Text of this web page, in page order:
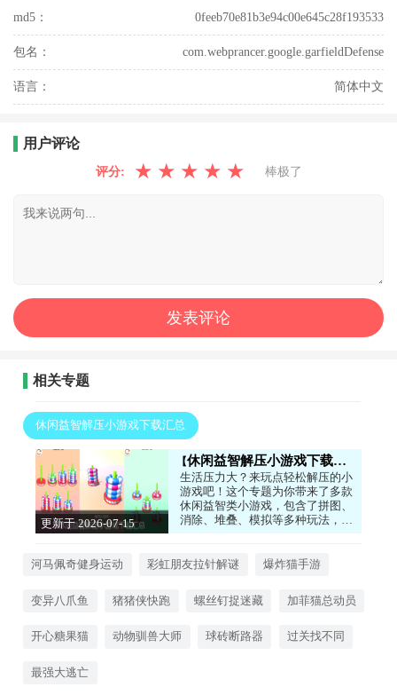
md5： 0feeb70e81b3e94c00e645c28f193533
包名： com.webprancer.google.garfieldDefense
语言： 简体中文
用户评论
评分: ★ ★ ★ ★ ★ 棒极了
相关专题
休闲益智解压小游戏下载汇总
更新于 2026-07-15
休闲益智解压小游戏下载汇总
生活压力大？来玩点轻松解压的小
游戏吧！这个专题为你带来了多款
休闲益智类小游戏，包含了拼图、
消除、堆叠、模拟等多种玩法，操
作简单，随时随地都能玩上一局。
乐，帮你放松心情，打发碎片时
河马佩奇健身运动 彩虹朋友拉针解谜 爆炸猫手游
变异八爪鱼 猪猪侠快跑 螺丝钉捉迷藏 加菲猫总动员
开心糖果猫 动物驯兽大师 球砖断路器 过关找不同
最强大逃亡